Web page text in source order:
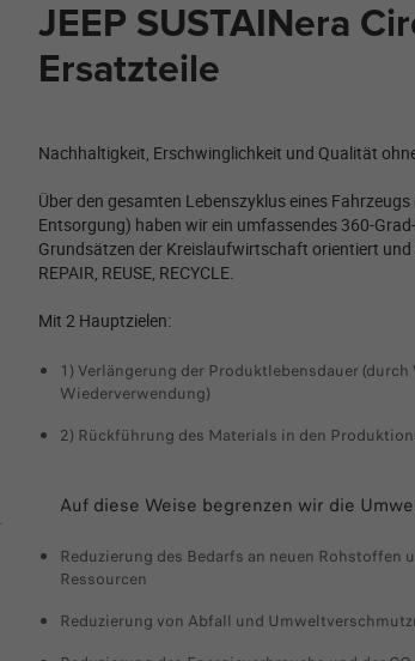
JEEP SUSTAINera
Ersatzteile
Nachhaltigkeit, Erschwinglichkeit und Qualität
Über den gesamten Lebenszyklus eines
Entsorgung) haben wir ein umfassendes 360-
Grundsätzen der Kreislaufwirtschaft orientiert und
REPAIR, REUSE, RECYCLE.
Mit 2 Hauptzielen:​
1) Verlängerung der Produktlebensdauer
Wiederverwendung)
2) Rückführung des Materials in den
Auf diese Weise begrenzen wir die
Reduzierung des Bedarfs an neuen
Ressourcen
Reduzierung von Abfall und